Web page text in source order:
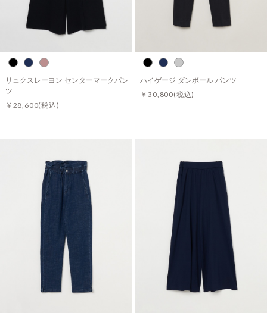
リュクスレーヨン センターマークパン
ツ
￥28,600(税込)
ハイゲージ ダンボール パンツ
￥30,800(税込)